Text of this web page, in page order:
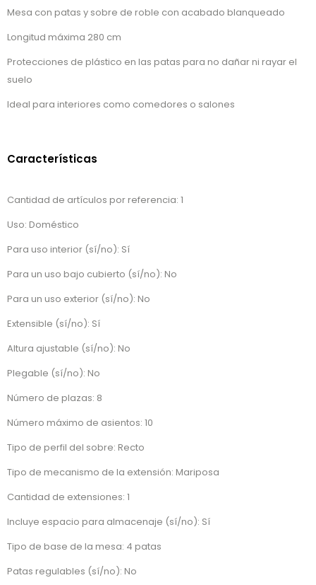
Mesa con patas y sobre de roble con acabado blanqueado
Longitud máxima 280 cm
Protecciones de plástico en las patas para no dañar ni rayar el
suelo
Ideal para interiores como comedores o salones
Características
Cantidad de artículos por referencia: 1
Uso: Doméstico
Para uso interior (sí/no): Sí
Para un uso bajo cubierto (sí/no): No
Para un uso exterior (sí/no): No
Extensible (sí/no): Sí
Altura ajustable (sí/no): No
Plegable (sí/no): No
Número de plazas: 8
Número máximo de asientos: 10
Tipo de perfil del sobre: Recto
Tipo de mecanismo de la extensión: Mariposa
Cantidad de extensiones: 1
Incluye espacio para almacenaje (sí/no): Sí
Tipo de base de la mesa: 4 patas
Patas regulables (sí/no): No